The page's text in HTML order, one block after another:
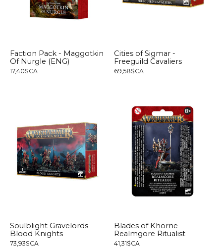
Faction Pack - Maggotkin
Of Nurgle (ENG)
17,40$CA
Cities of Sigmar -
Freeguild Cavaliers
69,58$CA
Soulblight Gravelords -
Blood Knights
73,93$CA
Blades of Khorne -
Realmgore Ritualist
41,31$CA